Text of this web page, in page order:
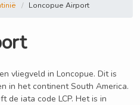
Loncopue Airport
vliegveld in Loncopue. Dit is
in het continent South America.
de iata code LCP. Het is in